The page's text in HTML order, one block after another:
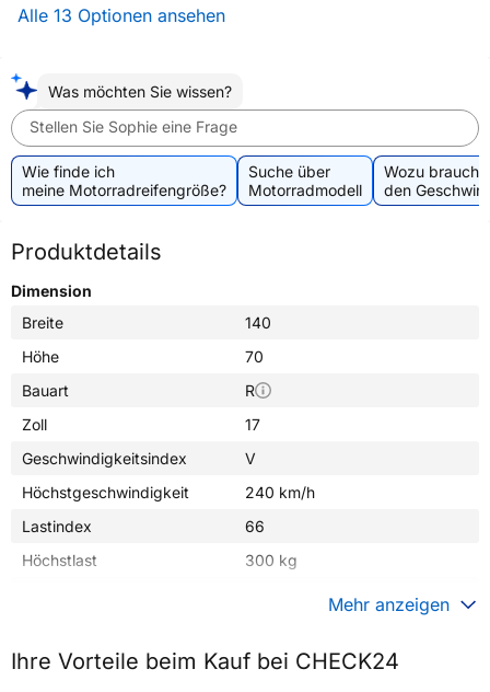
Alle 13 Optionen ansehen
Was möchten Sie wissen?
Stellen Sie Sophie eine Frage
Wie finde ich
meine Motorradreifengröße?
Suche über
Motorradmodell
Wozu
den
Produktdetails
Dimension
Breite
140
Höhe
70
Bauart
R
Zoll
17
Geschwindigkeitsindex
V
Höchstgeschwindigkeit
240 km/h
Lastindex
66
Höchstlast
300 kg
Fahrzeugtyp
Motorrad
Mehr anzeigen
Ihre Vorteile beim Kauf bei CHECK24